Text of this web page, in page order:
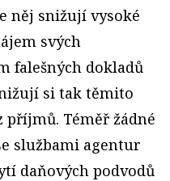
něj snižují vysoké
svých
falešných dokladů
si tak těmito
Téměř žádné
službami agentur
daňových podvodů